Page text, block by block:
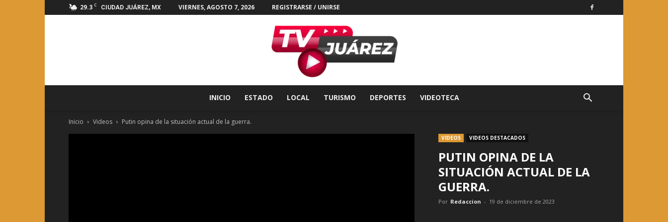
29.3 C CIUDAD JUÁREZ, MX VIERNES, AGOSTO 7, 2026 REGISTRARSE / UNIRSE
INICIO ESTADO LOCAL TURISMO DEPORTES VIDEOTECA
Inicio Videos Putin opina de la situación actual de la guerra.
VIDEOS VIDEOS DESTACADOS
PUTIN OPINA DE LA
SITUACIÓN ACTUAL DE LA
GUERRA.
Por Redaccion - 19 de diciembre de 2023